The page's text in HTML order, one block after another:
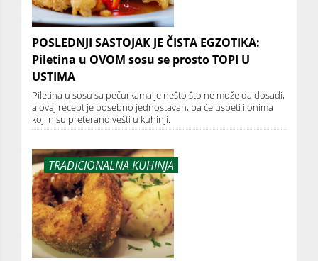
POSLEDNJI SASTOJAK JE ČISTA EGZOTIKA:
Piletina u OVOM sosu se prosto TOPI U
USTIMA
Piletina u sosu sa pečurkama je nešto što ne može da dosadi,
a ovaj recept je posebno jednostavan, pa će uspeti i onima
koji nisu preterano vešti u kuhinji.
TRADICIONALNA KUHINJA